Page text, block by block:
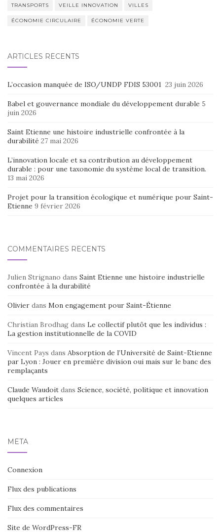
TRANSPORTS VEILLE INNOVATION VILLES
ÉCONOMIE CIRCULAIRE ÉCONOMIE VERTE
ARTICLES RÉCENTS
L’occasion manquée de ISO/UNDP FDIS 53001 23 juin 2026
Babel et gouvernance mondiale du développement durable 5
juin 2026
Saint Etienne une histoire industrielle confrontée à la
durabilité 27 mai 2026
L’innovation locale et sa contribution au développement
durable : pour une taxonomie du système local de transition.
13 mai 2026
Projet pour la transition écologique et numérique pour Saint-
Etienne 9 février 2026
COMMENTAIRES RÉCENTS
Julien Strignano dans Saint Etienne une histoire industrielle
confrontée à la durabilité
Olivier dans Mon engagement pour Saint-Étienne
Christian Brodhag dans Le collectif plutôt que les individus :
La gestion institutionnelle de la COVID
Vincent Pays dans Absorption de l’Université de Saint-Etienne
par Lyon : Jouer en première division oui mais sur le banc des
remplaçants
Claude Waudoit dans Science, société, politique et innovation
quelques articles
MÉTA
Connexion
Flux des publications
Flux des commentaires
Site de WordPress-FR